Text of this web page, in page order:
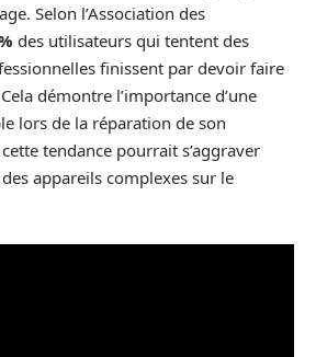
Selon l’Association des
des utilisateurs qui tentent des
finissent par devoir faire
démontre l’importance d’une
lors de la réparation de son
tendance pourrait s’aggraver
appareils complexes sur le